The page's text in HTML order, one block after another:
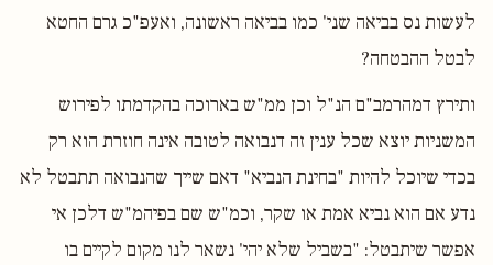
לעשות נס בביאה שני' כמו בביאה ראשונה, ואעפ"כ גרם החטא
לבטל ההבטחה?
ותירץ דמהרמב"ם הנ"ל וכן ממ"ש בארוכה בהקדמתו לפירוש
המשניות יוצא שכל ענין זה דנבואה לטובה אינה חוזרת הוא רק
בכדי שיוכל להיות "בחינת הנביא" דאם שייך שהנבואה תתבטל לא
נדע אם הוא נביא אמת או שקר, וכמ"ש שם בפיהמ"ש דלכן אי
אפשר שיתבטל: "בשביל שלא יהי' נשאר לנו מקום לקיים בו